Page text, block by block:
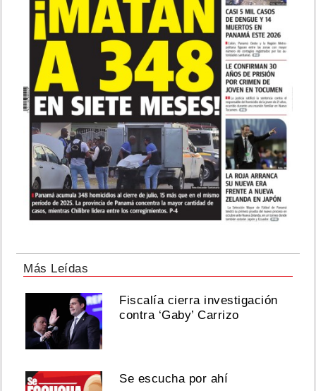
Más Leídas
Fiscalía cierra investigación
contra ‘Gaby’ Carrizo
Se escucha por ahí